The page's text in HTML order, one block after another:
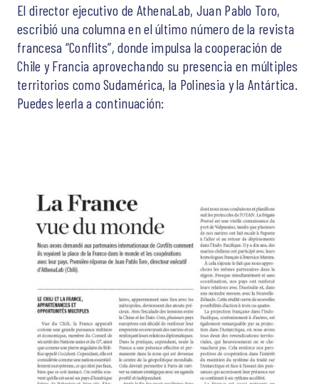
El director ejecutivo de AthenaLab, Juan Pablo Toro,
escribió una columna en el último número de la revista
francesa “Conflits”, donde impulsa la cooperación de
Chile y Francia aprovechando su presencia en múltiples
territorios como Sudamérica, la Polinesia y la Antártica.
Puedes leerla a continuación: